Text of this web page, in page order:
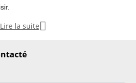
de bains, wc, sous-sol avec garage,
Lire la suite 